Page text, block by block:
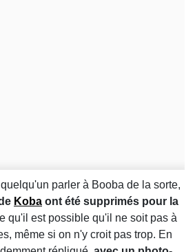
parler à Booba de la sorte,
Koba ont été supprimés pour la
qu'il est possible qu'il ne soit pas à
même si on n'y croit pas trop. En